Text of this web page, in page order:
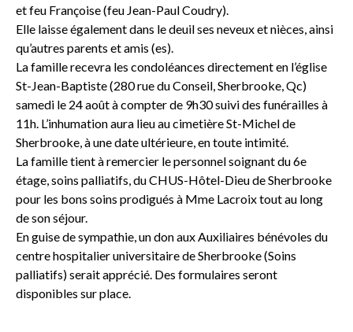
et feu Françoise (feu Jean-Paul Coudry).
Elle laisse également dans le deuil ses neveux et nièces, ainsi
qu’autres parents et amis (es).
La famille recevra les condoléances directement en l’église
St-Jean-Baptiste (280 rue du Conseil, Sherbrooke, Qc)
samedi le 24 août à compter de 9h30 suivi des funérailles à
11h. L’inhumation aura lieu au cimetière St-Michel de
Sherbrooke, à une date ultérieure, en toute intimité.
La famille tient à remercier le personnel soignant du 6e
étage, soins palliatifs, du CHUS-Hôtel-Dieu de Sherbrooke
pour les bons soins prodigués à Mme Lacroix tout au long
de son séjour.
En guise de sympathie, un don aux Auxiliaires bénévoles du
centre hospitalier universitaire de Sherbrooke (Soins
palliatifs) serait apprécié. Des formulaires seront
disponibles sur place.